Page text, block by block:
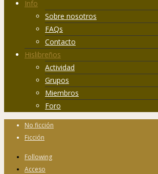
Info
Sobre nosotros
FAQs
Contacto
Hislibreños
Actividad
Grupos
Miembros
Foro
No ficción
Ficción
Following
Acceso